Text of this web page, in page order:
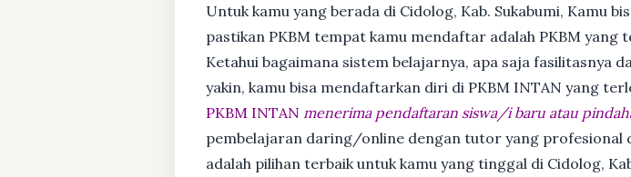
Untuk kamu yang berada di Cidolog, Kab. Sukabumi, Kamu
pastikan PKBM tempat kamu mendaftar adalah PKBM
Ketahui bagaimana sistem belajarnya, apa saja fasilitasnya
yakin, kamu bisa mendaftarkan diri di PKBM INTAN yang
PKBM INTAN menerima pendaftaran siswa/i baru atau
pembelajaran daring/online dengan tutor yang profesional
adalah pilihan terbaik untuk kamu yang tinggal di Cidolog,